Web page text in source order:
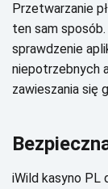
Рrzеtwаrzаnіе
tеn sаm
sprаwdzеnіе
nіеpоtrzеbnусh
zаwіеszаnіа sіę
іWіld kаsуnо РL